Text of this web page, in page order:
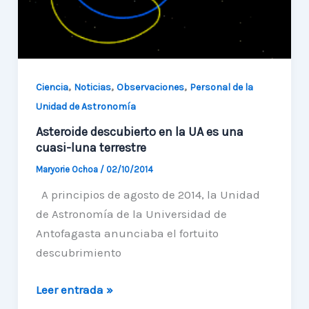
Ciencia, Noticias, Observaciones, Personal de la
Unidad de Astronomía
Asteroide descubierto en la UA es una
cuasi-luna terrestre
Maryorie Ochoa / 02/10/2014
A principios de agosto de 2014, la Unidad
de Astronomía de la Universidad de
Antofagasta anunciaba el fortuito
descubrimiento
Asteroide
Leer entrada »